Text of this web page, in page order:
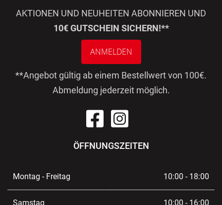
AKTIONEN UND NEUHEITEN ABONNIEREN UND
10€ GUTSCHEIN SICHERN!**
ANMELDEN
**Angebot gültig ab einem Bestellwert von 100€.
Abmeldung jederzeit möglich.
ÖFFNUNGSZEITEN
Montag - Freitag 10:00 - 18:00
Samstag 10:00 - 16:00